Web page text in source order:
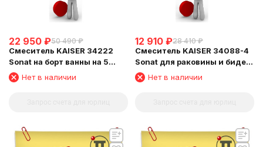
22 950 ₽50 490 ₽
Смеситель KAISER 34222
Sonat на борт ванны на 5
отверстий, с подводками
Нет в наличии
12 910 ₽28 410 ₽
Смеситель KAISER 34088-4
Sonat для раковины и биде,
белыйНет в наличии